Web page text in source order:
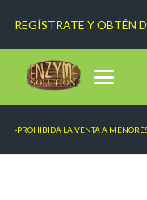
REGÍSTRATE Y OBTÉN
-PROHIBIDA LA VENTA A